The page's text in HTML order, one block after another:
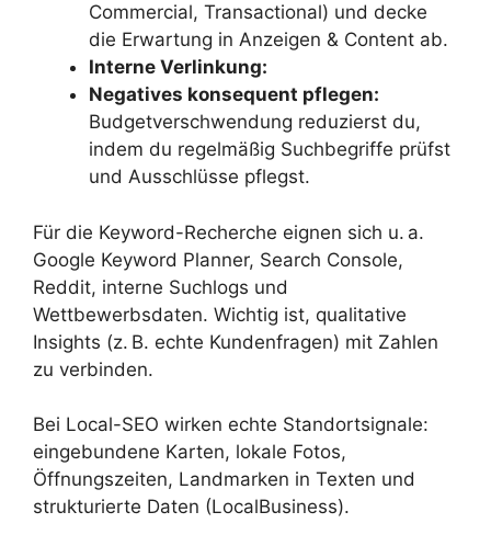
Commercial, Transactional) und decke
die Erwartung in Anzeigen & Content ab.
Interne Verlinkung:
Negatives konsequent pflegen:
Budgetverschwendung reduzierst du,
indem du regelmäßig Suchbegriffe prüfst
und Ausschlüsse pflegst.
Für die Keyword-Recherche eignen sich u. a.
Google Keyword Planner, Search Console,
Reddit, interne Suchlogs und
Wettbewerbsdaten. Wichtig ist, qualitative
Insights (z. B. echte Kundenfragen) mit Zahlen
zu verbinden.
Bei Local-SEO wirken echte Standortsignale:
eingebundene Karten, lokale Fotos,
Öffnungszeiten, Landmarken in Texten und
strukturierte Daten (LocalBusiness).